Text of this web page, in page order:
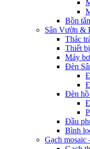
Bồn
Sân Vườn &
Thác
Thiết
Máy
Đèn
Đèn hồ
Đầu
Bình
Gạch mosaic